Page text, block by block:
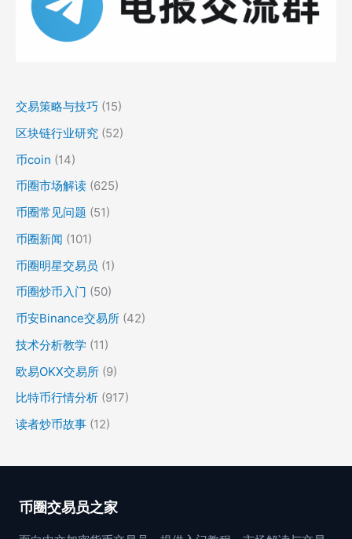
交易策略与技巧 (15)
区块链行业研究 (52)
币coin (14)
币圈市场解读 (625)
币圈常见问题 (51)
币圈新闻 (101)
币圈明星交易员 (1)
币圈炒币入门 (50)
币安Binance交易所 (42)
技术分析教学 (11)
欧易OKX交易所 (9)
比特币行情分析 (917)
读者炒币故事 (12)
币圈交易员之家